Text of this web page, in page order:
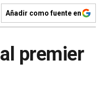
Añadir como fuente en
premier